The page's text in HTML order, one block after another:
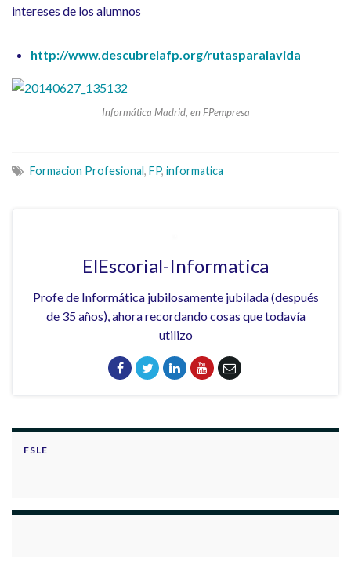
intereses de los alumnos
http://www.descubrelafp.org/rutasparalavida
Informática Madrid, en FPempresa
Formacion Profesional, FP, informatica
ElEscorial-Informatica
Profe de Informática jubilosamente jubilada (después
de 35 años), ahora recordando cosas que todavía
utilizo
FSLE